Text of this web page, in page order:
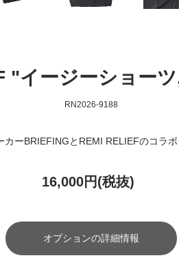
"イージーショー
RN2026-9188
カーBRIEFINGとREMI RELIEFのコラ
16,000円(税抜)
オプションの詳細情報